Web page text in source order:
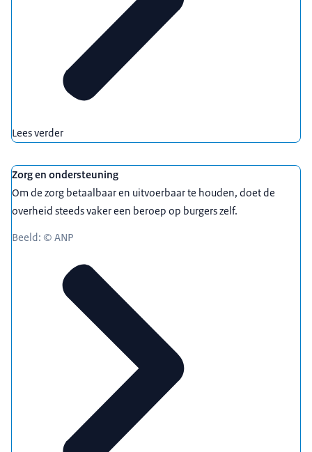
Lees verder
Zorg en ondersteuning
Om de zorg betaalbaar en uitvoerbaar te houden, doet de
overheid steeds vaker een beroep op burgers zelf.
Beeld: © ANP